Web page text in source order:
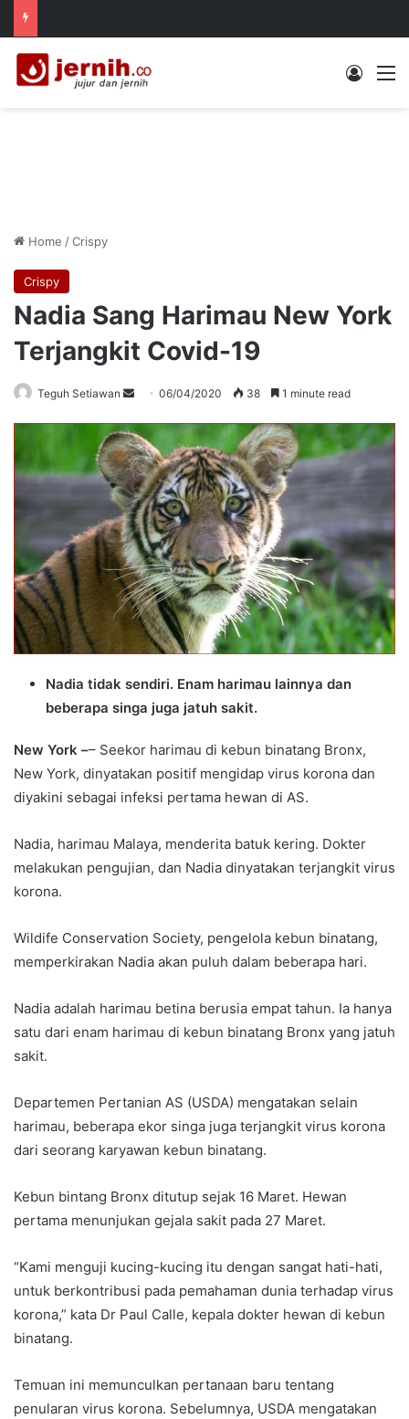
Log In
Home /Crispy
Crispy
Nadia Sang Harimau New York
Terjangkit Covid-19
Teguh Setiawan
Send
email
06/04/2020 38 1 minute read
Nadia tidak sendiri. Enam harimau lainnya dan
beberapa singa juga jatuh sakit.
New York –– Seekor harimau di kebun binatang Bronx,
New York, dinyatakan positif mengidap virus korona dan
diyakini sebagai infeksi pertama hewan di AS.
Nadia, harimau Malaya, menderita batuk kering. Dokter
melakukan pengujian, dan Nadia dinyatakan terjangkit virus
korona.
Wildife Conservation Society, pengelola kebun binatang,
memperkirakan Nadia akan puluh dalam beberapa hari.
Nadia adalah harimau betina berusia empat tahun. Ia hanya
satu dari enam harimau di kebun binatang Bronx yang jatuh
sakit.
Departemen Pertanian AS (USDA) mengatakan selain
harimau, beberapa ekor singa juga terjangkit virus korona
dari seorang karyawan kebun binatang.
Kebun bintang Bronx ditutup sejak 16 Maret. Hewan
pertama menunjukan gejala sakit pada 27 Maret.
“Kami menguji kucing-kucing itu dengan sangat hati-hati,
untuk berkontribusi pada pemahaman dunia terhadap virus
korona,” kata Dr Paul Calle, kepala dokter hewan di kebun
binatang.
Temuan ini memunculkan pertanaan baru tentang
penularan virus korona. Sebelumnya, USDA mengatakan